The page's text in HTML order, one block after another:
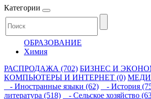
Категории
ОБРАЗОВАНИЕ
Химия
РАСПРОДАЖА (702) БИЗНЕС И
КОМПЬЮТЕРЫ И ИНТЕРНЕТ (0)
- Иностранные языки (62)
- История
литература (518)
- Сельское хозяйство